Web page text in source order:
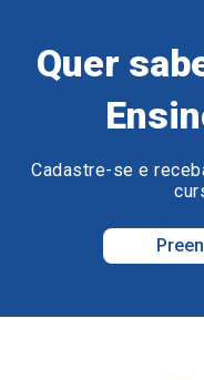
Quer
Cadastre-se e